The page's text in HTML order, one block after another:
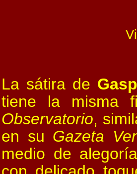
La sátira de
tiene la misma
Observatorio,
en su Gazeta
medio de